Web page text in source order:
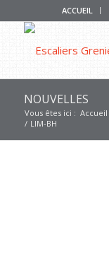
ACCUEIL
NOUVELLES
Vous êtes ici : Accueil
/ LIM-BH